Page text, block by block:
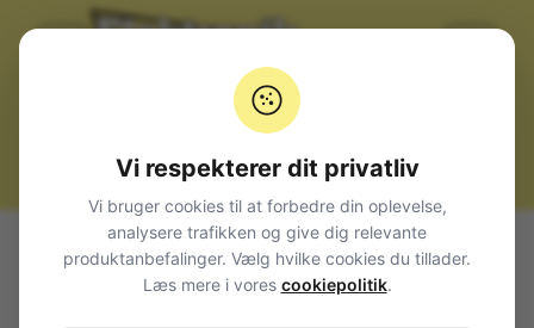
Alle produkter Mekanik
Skruer møtrikker stag
Selvskærende
Tapping Screws 3,5x25 100 stk.
Vi respekterer dit privatliv
Vi bruger cookies til at forbedre din oplevelse,
analysere trafikken og give dig relevante
produktanbefalinger. Vælg hvilke cookies du tillader.
Læs mere i vores cookiepolitik.